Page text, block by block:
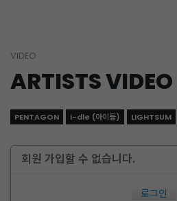
VIDEO
ARTISTS VIDEO
PENTAGON i-dle (아이들) LIGHTSUM
회원 가입할 수 없습니다.
로그인